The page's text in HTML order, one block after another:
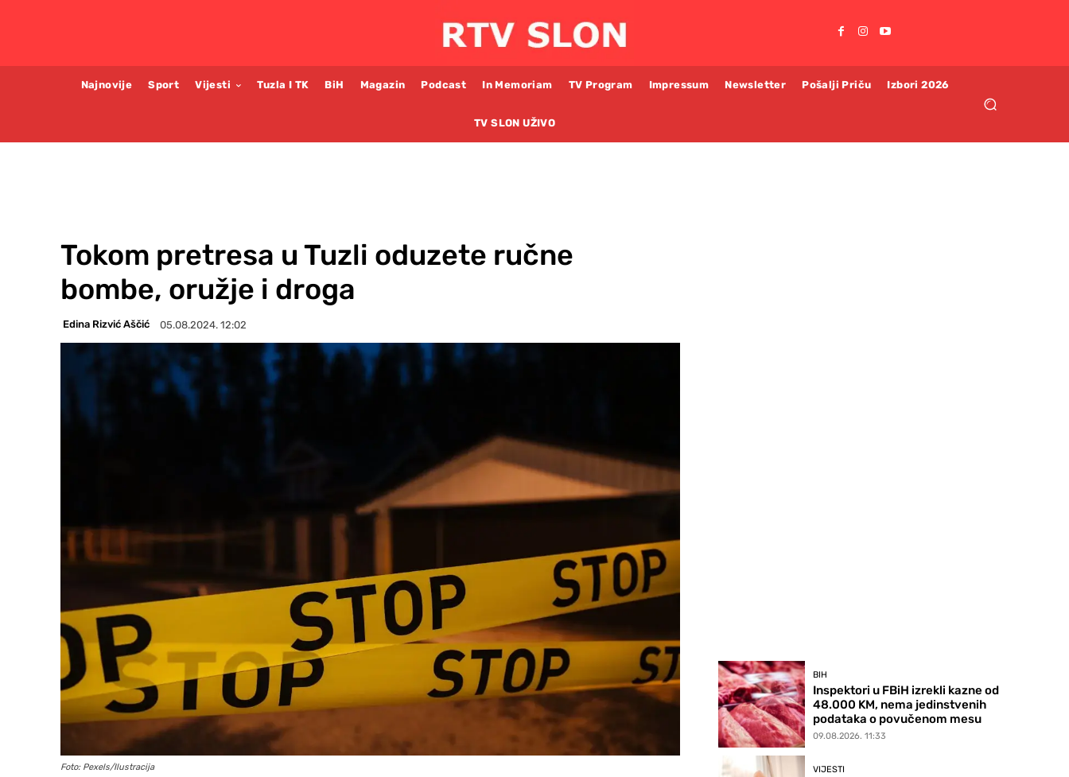
Najnovije Sport Vijesti Tuzla I TK BiH Magazin Podcast In Memoriam TV Program Impressum Newsletter Pošalji Priču Izbori 2026
TV SLON UŽIVO
Tokom pretresa u Tuzli oduzete ručne
bombe, oružje i droga
Edina Rizvić Aščić 05.08.2024. 12:02
Foto: Pexels/Ilustracija
BIH
Inspektori u FBiH izrekli kazne od
48.000 KM, nema jedinstvenih
podataka o povučenom mesu
09.08.2026. 11:33
VIJESTI